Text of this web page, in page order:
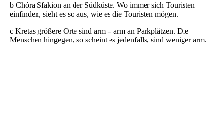
b Chóra Sfakion an der Südküste. Wo immer sich Touristen
einfinden, sieht es so aus, wie es die Touristen mögen.
c Kretas größere Orte sind arm–arm an Parkplätzen. Die
Menschen hingegen, so scheint es jedenfalls, sind weniger arm.